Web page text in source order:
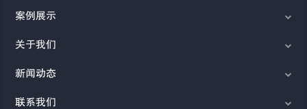
案例展示
关于我们
新闻动态
联系我们